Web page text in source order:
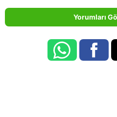
Yorumları